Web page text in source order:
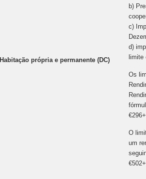
Habitação própria e permanente (DC)
b)
c)
d)
Os
O
um